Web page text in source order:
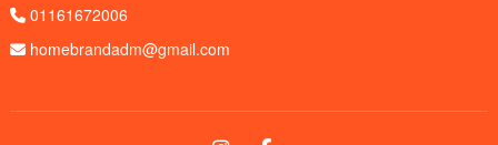
01161672006
homebrandadm@gmail.com